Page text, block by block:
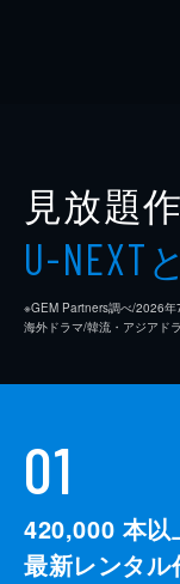
見放題
U-NEXT
※GEM Partners調べ/2026年
海外ドラマ/韓流・アジアド
01
420,000 本以
最新レンタル